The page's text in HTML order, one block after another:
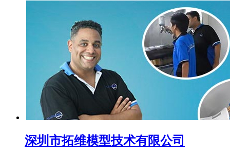
深圳市拓维模型技术有限公司